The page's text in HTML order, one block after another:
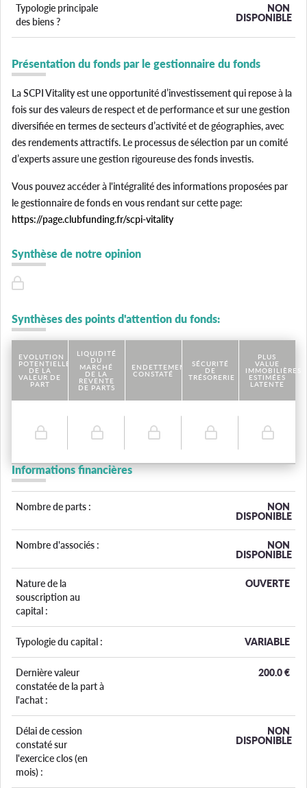
Typologie principale
des biens ?
NON
DISPONIBLE
Présentation du fonds par le gestionnaire du fonds
La SCPI Vitality est une opportunité d’investissement qui repose à la
fois sur des valeurs de respect et de performance et sur une gestion
diversifiée en termes de secteurs d’activité et de géographies, avec
des rendements attractifs. Le processus de sélection par un comité
d’experts assure une gestion rigoureuse des fonds investis.
Vous pouvez accéder à l'intégralité des informations proposées par
le gestionnaire de fonds en vous rendant sur cette page:
https://page.clubfunding.fr/scpi-vitality
Synthèse de notre opinion
Synthèses des points d'attention du fonds:
EVOLUTION
POTENTIELLE
DE LA
VALEUR DE
PART
LIQUIDITÉ
DU
MARCHÉ
DE LA
REVENTE
DE PARTS
ENDETTEMENT
CONSTATÉ
SÉCURITÉ
DE
TRÉSORERIE
PLUS
VALUE
IMMOBILIÈRES
ESTIMÉES
LATENTE
Informations financières
Nombre de parts :
NON
DISPONIBLE
Nombre d'associés :
NON
DISPONIBLE
Nature de la
souscription au
capital :
OUVERTE
Typologie du capital : VARIABLE
Dernière valeur
constatée de la part à
l'achat :
200.0€
Délai de cession
constaté sur
l'exercice clos (en
mois) :
NON
DISPONIBLE